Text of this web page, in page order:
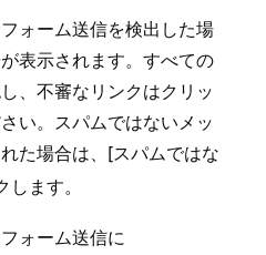
ォ⁠ーム送信を検出した場
表示されます⁠。すべての
、不審なリンクはクリ⁠ッ
い⁠。スパムではないメ⁠ッ
た場合は⁠、[⁠スパムではな
ます⁠。
ォ⁠ーム送信に